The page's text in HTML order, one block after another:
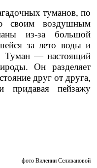
туманов, по
своим воздушным
из-за большой
за лето воды и
Туман — настоящий
Он разделяет
друг от друга,
придавая пейзажу
фото Вилении Селивановой